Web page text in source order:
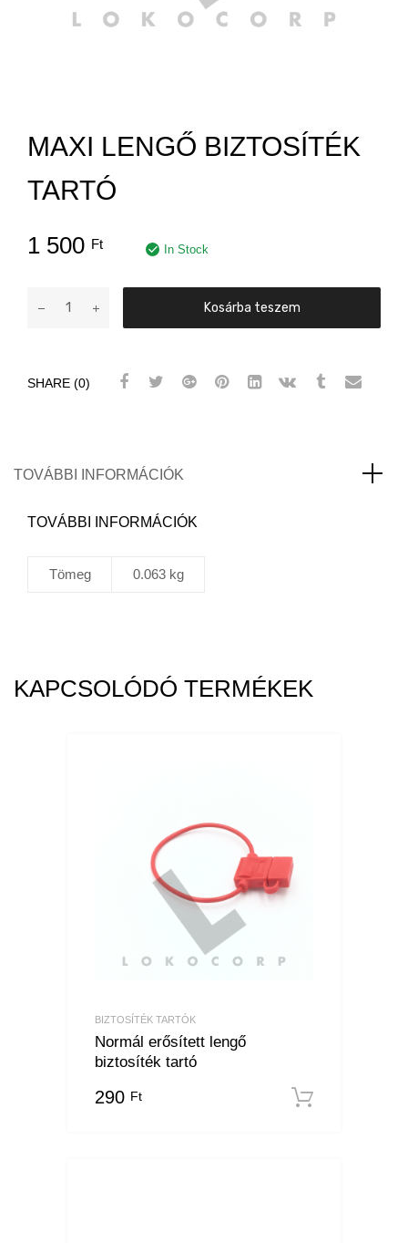
MAXI LENGŐ BIZTOSÍTÉK
TARTÓ
1 500 Ft In Stock
mennyiség
Kosárba teszem
SHARE (0)
TOVÁBBI INFORMÁCIÓK
TOVÁBBI INFORMÁCIÓK
Tömeg 0.063 kg
KAPCSOLÓDÓ TERMÉKEK
BIZTOSÍTÉK TARTÓK
Normál erősített lengő
biztosíték tartó
290 Ft